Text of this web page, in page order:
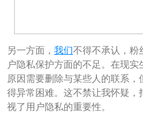
另一方面， 我们不得不承认，粉
户隐私保护方面的不足。在现实
原因需要删除与某些人的联系
得异常困难。这不禁让我怀疑
视了用户隐私的重要性。